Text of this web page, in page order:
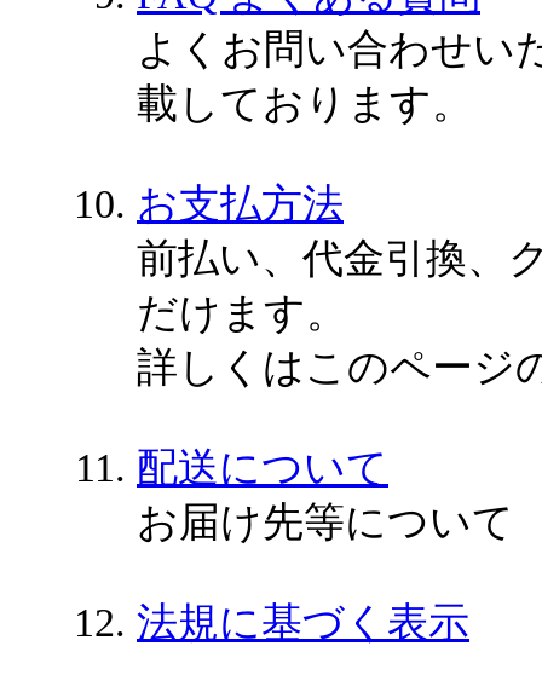
よくお問い合わせい
載しております。
お支払方法
前払い、代金引換、
だけます。
詳しくはこのページ
配送について
お届け先等について
法規に基づく表示